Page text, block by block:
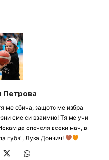
Петрова
ме обича, защото ме избра
сме си взаимно! Тя ме учи
да спечеля всеки мач, в
губя", Лука Дончич!